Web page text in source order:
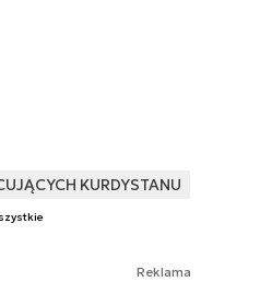
KURDYSTANU
Reklama